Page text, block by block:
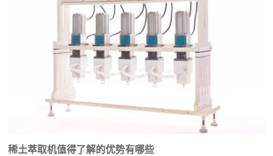
稀土萃取机值得了解的优势有哪些